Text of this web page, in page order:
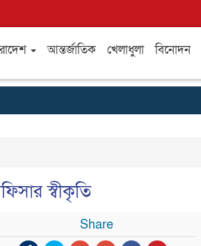
আন্তর্জাতিক খেলাধুলা বিনোদন
স্বীকৃতি
Share